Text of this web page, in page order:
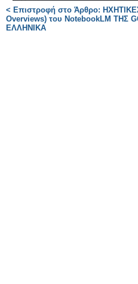
< Επιστροφή στο Άρθρο:
Overviews) του NotebookLM ΤΗΣ
ΕΛΛΗΝΙΚΑ